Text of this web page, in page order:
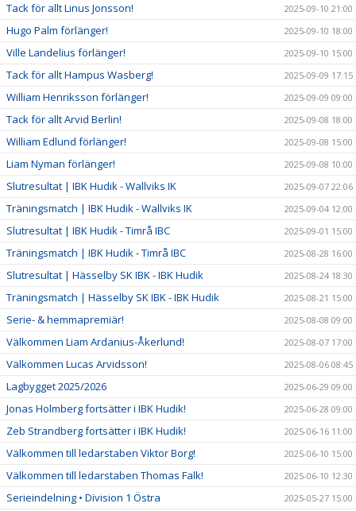
Tack för allt Linus Jonsson! 2025-09-10 21:00
Hugo Palm förlänger! 2025-09-10 18:00
Ville Landelius förlänger! 2025-09-10 15:00
Tack för allt Hampus Wasberg! 2025-09-09 17:15
William Henriksson förlänger! 2025-09-09 09:00
Tack för allt Arvid Berlin! 2025-09-08 18:00
William Edlund förlänger! 2025-09-08 15:00
Liam Nyman förlänger! 2025-09-08 10:00
Slutresultat | IBK Hudik - Wallviks IK 2025-09-07 22:06
Träningsmatch | IBK Hudik - Wallviks IK 2025-09-04 12:00
Slutresultat | IBK Hudik - Timrå IBC 2025-09-01 15:00
Träningsmatch | IBK Hudik - Timrå IBC 2025-08-28 16:00
Slutresultat | Hässelby SK IBK - IBK Hudik 2025-08-24 18:30
Träningsmatch | Hässelby SK IBK - IBK Hudik 2025-08-21 15:00
Serie- & hemmapremiär! 2025-08-08 09:00
Välkommen Liam Ardanius-Åkerlund! 2025-08-07 17:00
Välkommen Lucas Arvidsson! 2025-08-06 08:45
Lagbygget 2025/2026 2025-06-29 09:00
Jonas Holmberg fortsätter i IBK Hudik! 2025-06-28 09:00
Zeb Strandberg fortsätter i IBK Hudik! 2025-06-16 11:00
Välkommen till ledarstaben Viktor Borg! 2025-06-10 15:00
Välkommen till ledarstaben Thomas Falk! 2025-06-10 12:30
Serieindelning • Division 1 Östra
2025-05-27 15:00